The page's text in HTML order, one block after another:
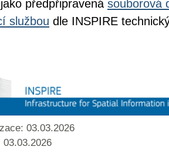
předpřipravená souborová
službou dle INSPIRE
03.03.2026
03.03.2026